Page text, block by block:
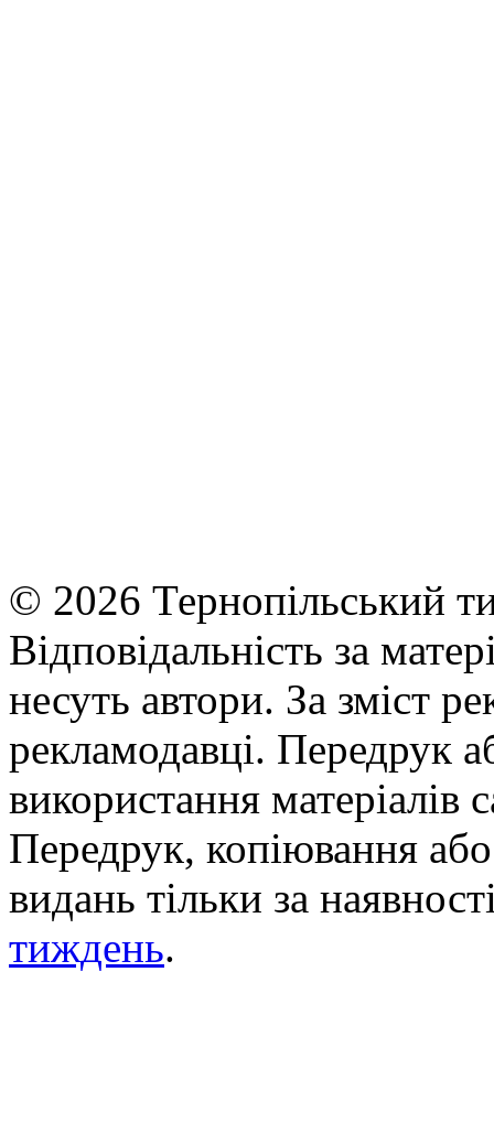
© 2026 Тернопільський
Відповідальність за
несуть автори. За зміст
рекламодавці. Передрук
використання матеріалів
Передрук, копіювання
видань тільки за
тиждень.